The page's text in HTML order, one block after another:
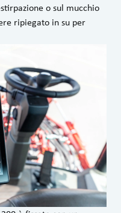
o sul mucchio
ripiegato in su per